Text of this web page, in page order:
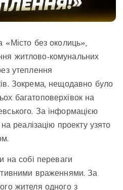
«Місто без околиць»,
житлово-комунальних
утеплення
Зокрема, нещодавно було
багатоповерхівок на
За інформацією
реалізацію проекту узято
на собі переваги
враженнями. За
жителя одного з